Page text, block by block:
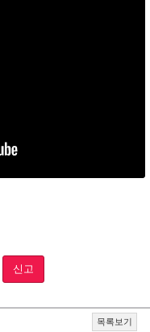
신고
목록보기